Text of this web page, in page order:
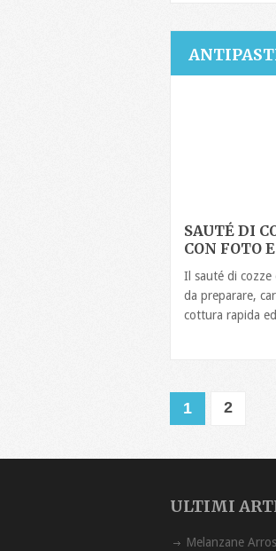
SAUTÉ DI
CON FOTO
Il sauté di cozze
da preparare,
cottura rapida ed
1 2
ULTIMI